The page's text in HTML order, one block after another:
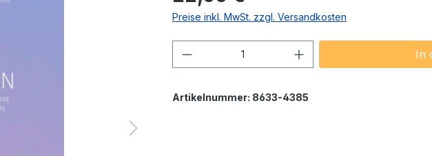
Preise inkl. MwSt. zzgl. Versandkosten
Produkt Anzahl: Gib den In
Artikelnummer: 8633-4385